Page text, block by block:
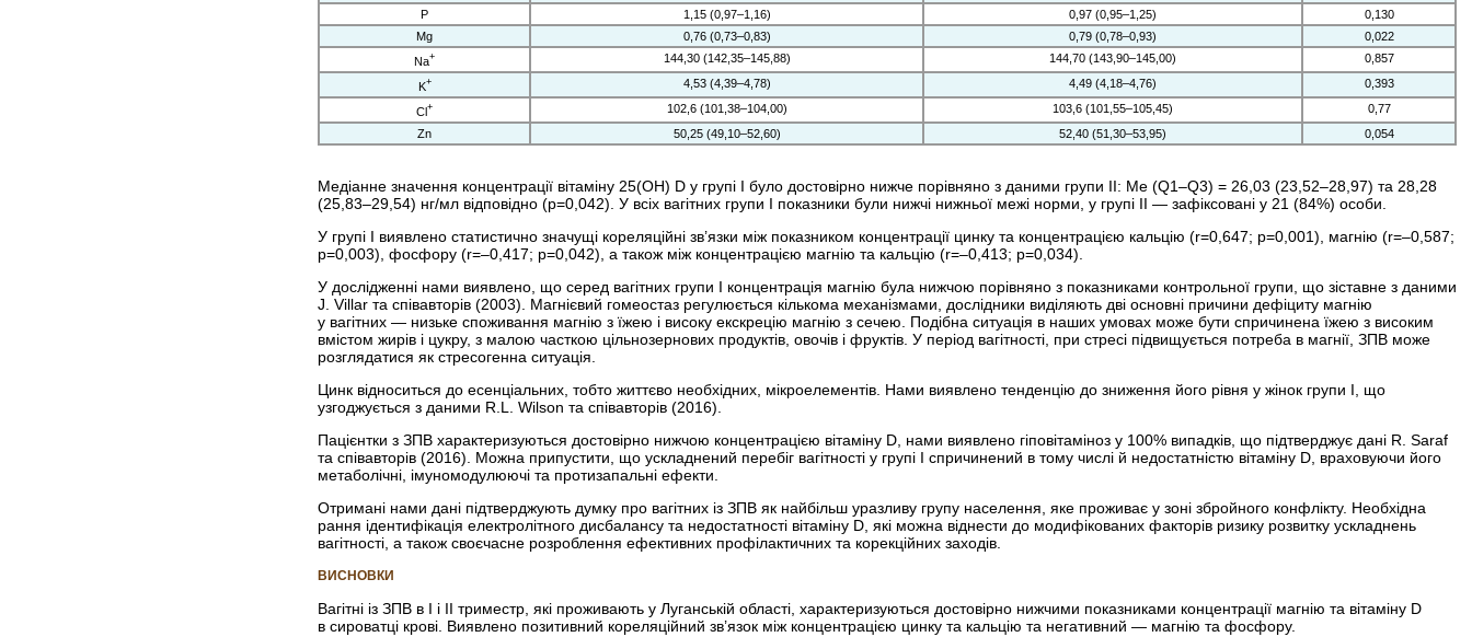
P
1,15 (0,97–1,16) 0,97 (0,95–1,25)
0,130
Mg
0,76 (0,73–0,83) 0,79 (0,78–0,93)
0,022
Na+ 144,30 (142,35–145,88) 144,70 (143,90–145,00) 0,857
K+ 4,53 (4,39–4,78) 4,49 (4,18–4,76) 0,393
Cl+ 102,6 (101,38–104,00) 103,6 (101,55–105,45)
0,77
Zn
50,25 (49,10–52,60) 52,40 (51,30–53,95) 0,054
Медіанне значення концентрації вітаміну 25(ОН) D у групі I було достовірно нижче порівняно з даними групи II: Ме (Q1–Q3) = 26,03 (23,52–28,97) та 28,28
(25,83–29,54) нг/мл відповідно (р=0,042). У всіх вагітних групи I показники були нижчі нижньої межі норми, у групі II — зафіксовані у 21 (84%) особи.
У групі I виявлено статистично значущі кореляційні зв’язки між показником концентрації цинку та концентрацією кальцію (r=0,647; р=0,001), магнію (r=–0,587;
р=0,003), фосфору (r=–0,417; р=0,042), а також між концентрацією магнію та кальцію (r=–0,413; р=0,034).
У дослідженні нами виявлено, що серед вагітних групи I концентрація магнію була нижчою порівняно з показниками контрольної групи, що зіставне з даними
J. Villar та співавторів (2003). Магнієвий гомеостаз регулюється кількома механізмами, дослідники виділяють дві основні причини дефіциту магнію
у вагітних — низьке споживання магнію з їжею і високу екскрецію магнію з сечею. Подібна ситуація в наших умовах може бути спричинена їжею з високим
вмістом жирів і цукру, з малою часткою цільнозернових продуктів, овочів і фруктів. У період вагітності, при стресі підвищується потреба в магнії, ЗПВ може
розглядатися як стресогенна ситуація.
Цинк відноситься до есенціальних, тобто життєво необхідних, мікроелементів. Нами виявлено тенденцію до зниження його рівня у жінок групи I, що
узгоджується з даними R.L. Wilson та співавторів (2016).
Пацієнтки з ЗПВ характеризуються достовірно нижчою концентрацією вітаміну D, нами виявлено гіповітаміноз у 100% випадків, що підтверджує дані R. Saraf
та співавторів (2016). Можна припустити, що ускладнений перебіг вагітності у групі I спричинений в тому числі й недостатністю вітаміну D, враховуючи його
метаболічні, імуномодулюючі та протизапальні ефекти.
Отримані нами дані підтверджують думку про вагітних із ЗПВ як найбільш уразливу групу населення, яке проживає у зоні збройного конфлікту. Необхідна
рання ідентифікація електролітного дисбалансу та недостатності вітаміну D, які можна віднести до модифікованих факторів ризику розвитку ускладнень
вагітності, а також своєчасне розроблення ефективних профілактичних та корекційних заходів.
ВИСНОВКИ
Вагітні із ЗПВ в I і II триместр, які проживають у Луганській області, характеризуються достовірно нижчими показниками концентрації магнію та вітаміну D
в сироватці крові. Виявлено позитивний кореляційний зв’язок між концентрацією цинку та кальцію та негативний — магнію та фосфору.